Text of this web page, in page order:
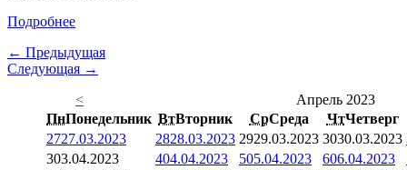
Подробнее
← Предыдущая
Следующая →
<
Апрель 2023
ПнПонедельник ВтВторник СрСреда ЧтЧетверг
2727.03.2023 2828.03.2023 2929.03.2023 3030.03.2023
303.04.2023 404.04.2023 505.04.2023 606.04.2023